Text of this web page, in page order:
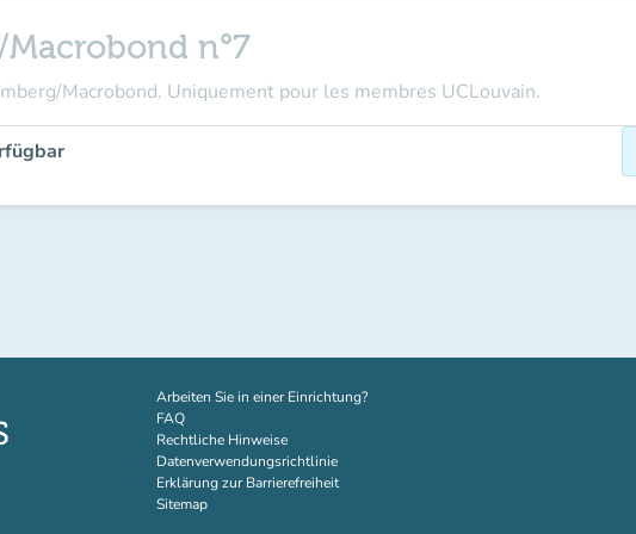
n°7
Macrobond. Uniquement pour les membres UCLouvain.
Arbeiten Sie in einer Einrichtung?(new tab)
FAQ
Rechtliche Hinweise
Datenverwendungsrichtlinie
Erklärung zur Barrierefreiheit
Sitemap